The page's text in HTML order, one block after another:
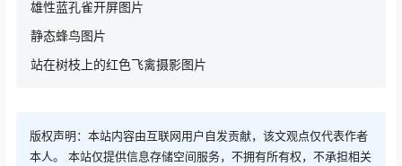
雄性蓝孔雀开屏图片
静态蜂鸟图片
站在树枝上的红色飞禽摄影图片
版权声明：本站内容由互联网用户自发贡献，该文观点仅代表作者
本人。 本站仅提供信息存储空间服务，不拥有所有权，不承担相关